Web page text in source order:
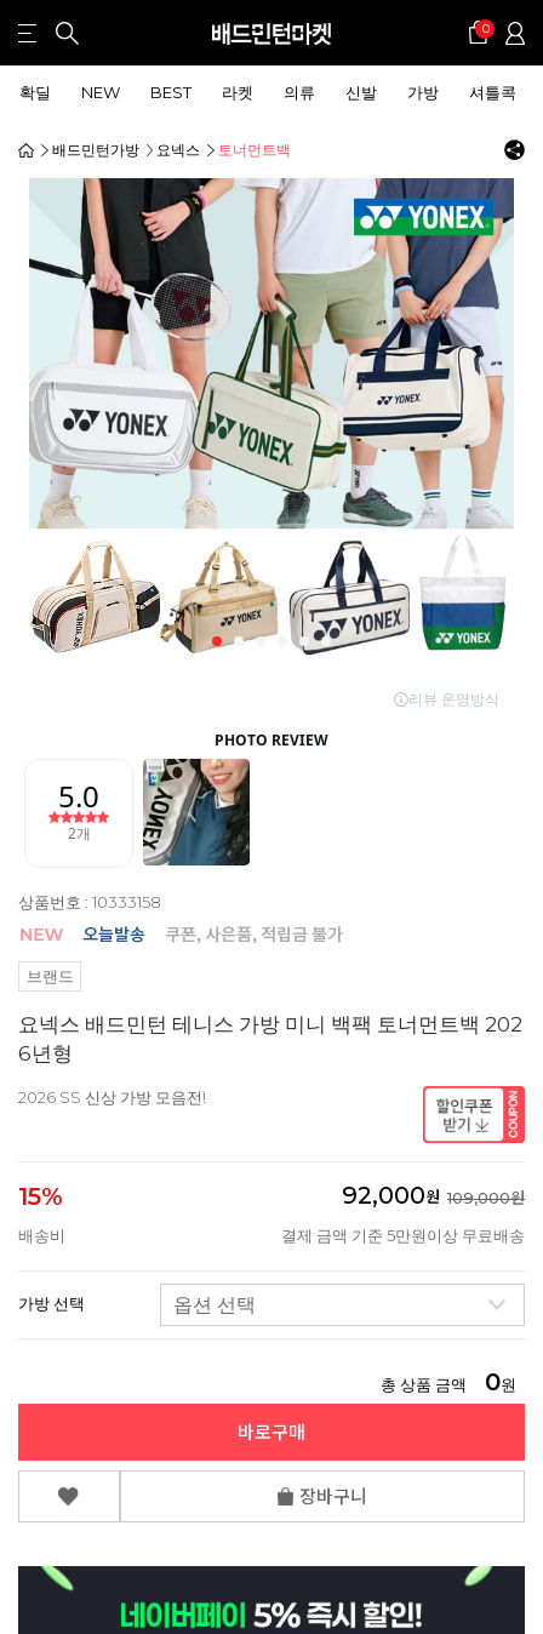
0
확딜 NEW BEST 라켓 의류 신발 가방 셔틀콕
배드민턴가방 요넥스 토너먼트백
상품번호 : 10333158
브랜드
요넥스 배드민턴 테니스 가방 미니 백팩 토너먼트백 202
6년형
2026 SS 신상 가방 모음전!
15% 92,000원 109,000원
배송비
결제 금액 기준 5만원이상 무료배송
가방 선택
총 상품 금액 0원
바로구매
장바구니